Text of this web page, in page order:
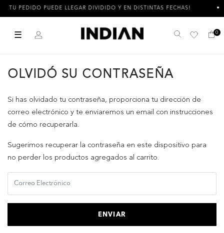
TU PEDIDO PUEDE LLEGAR DIVIDIDO Y EN DISTINTAS FECHAS!
☰ Buscar 0
OLVIDÓ SU CONTRASEÑA
Si has olvidado tu contraseña, proporciona tu dirección de
correo electrónico y te enviaremos un email con instrucciones
de cómo recuperarla.
Sugerimos recuperar la contraseña en este dispositivo para
no perder los productos agregados al carrito.
ENVIAR